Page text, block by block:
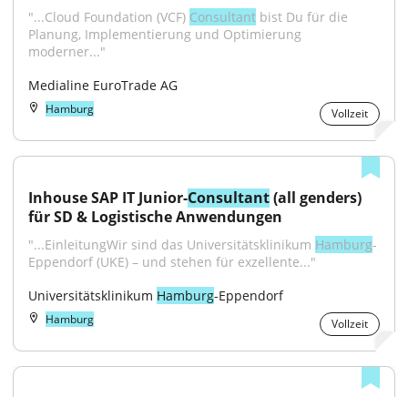
"...Cloud Foundation (VCF) Consultant bist Du für die
Planung, Implementierung und Optimierung
moderner..."
Medialine EuroTrade AG
Hamburg Vollzeit
Inhouse SAP IT Junior-Consultant (all genders)
für SD & Logistische Anwendungen
"...EinleitungWir sind das Universitätsklinikum Hamburg-
Eppendorf (UKE) – und stehen für exzellente..."
Universitätsklinikum Hamburg-Eppendorf
Hamburg Vollzeit